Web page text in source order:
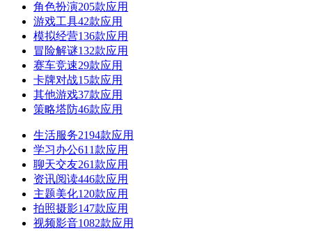
角色扮演205款应用
游戏工具42款应用
模拟经营136款应用
冒险解谜132款应用
赛车竞速29款应用
卡牌对战15款应用
其他游戏37款应用
策略塔防46款应用
生活服务2194款应用
学习办公611款应用
聊天交友261款应用
资讯阅读446款应用
主题美化120款应用
拍照摄影147款应用
视频影音1082款应用